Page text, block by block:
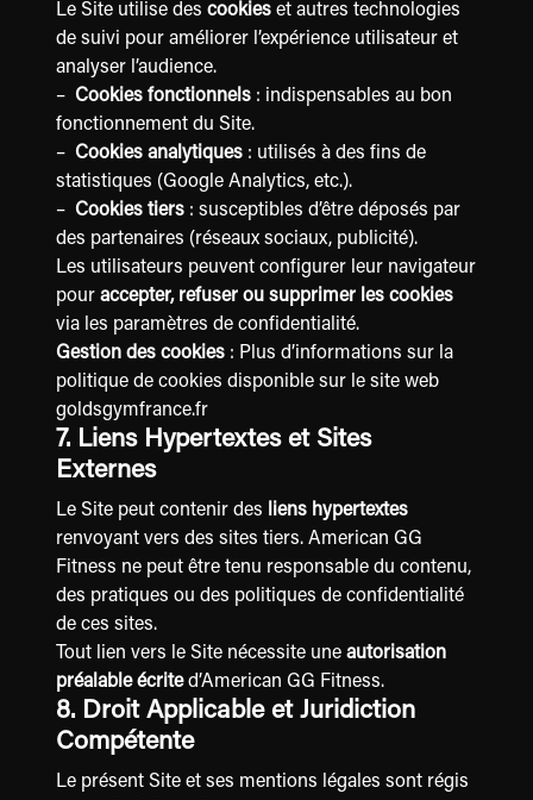
Le Site utilise descookies et autres technologies
de suivi pour améliorer l’expérience utilisateur et
analyser l’audience.
–Cookies fonctionnels : indispensables au bon
fonctionnement du Site.
–Cookies analytiques : utilisés à des fins de
statistiques (Google Analytics, etc.).
–Cookies tiers : susceptibles d’être déposés par
des partenaires (réseaux sociaux, publicité).
Les utilisateurs peuvent configurer leur navigateur
pouraccepter, refuser ou supprimer les cookies
via les paramètres de confidentialité.
Gestion des cookies : Plus d’informations sur la
politique de cookies disponible sur le site web
goldsgymfrance.fr
7. Liens Hypertextes et Sites
Externes
Le Site peut contenir des
liens hypertextes
renvoyant vers des sites tiers. American GG
Fitness ne peut être tenu responsable du contenu,
des pratiques ou des politiques de confidentialité
de ces sites.
Tout lien vers le Site nécessite uneautorisation
préalable écrited’American GG Fitness.
8. Droit Applicable et Juridiction
Compétente
Le présent Site et ses mentions légales sont régis